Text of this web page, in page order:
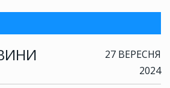
27 ВЕРЕСНЯ
2024